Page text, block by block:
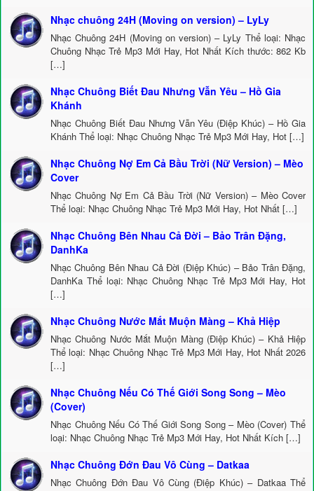
Nhạc chuông 24H (Moving on version) – LyLy
Nhạc Chuông 24H (Moving on version) – LyLy Thể loại: Nhạc
Chuông Nhạc Trẻ Mp3 Mới Hay, Hot Nhất Kích thước: 862 Kb
[…]
Nhạc Chuông Biết Đau Nhưng Vẫn Yêu – Hồ Gia
Khánh
Nhạc Chuông Biết Đau Nhưng Vẫn Yêu (Điệp Khúc) – Hồ Gia
Khánh Thể loại: Nhạc Chuông Nhạc Trẻ Mp3 Mới Hay, Hot […]
Nhạc Chuông Nợ Em Cả Bầu Trời (Nữ Version) – Mèo
Cover
Nhạc Chuông Nợ Em Cả Bầu Trời (Nữ Version) – Mèo Cover
Thể loại: Nhạc Chuông Nhạc Trẻ Mp3 Mới Hay, Hot Nhất […]
Nhạc Chuông Bên Nhau Cả Đời – Bảo Trân Đặng,
DanhKa
Nhạc Chuông Bên Nhau Cả Đời (Điệp Khúc) – Bảo Trân Đặng,
DanhKa Thể loại: Nhạc Chuông Nhạc Trẻ Mp3 Mới Hay, Hot
[…]
Nhạc Chuông Nước Mắt Muộn Màng – Khả Hiệp
Nhạc Chuông Nước Mắt Muộn Màng (Điệp Khúc) – Khả Hiệp
Thể loại: Nhạc Chuông Nhạc Trẻ Mp3 Mới Hay, Hot Nhất 2026
[…]
Nhạc Chuông Nếu Có Thế Giới Song Song – Mèo
(Cover)
Nhạc Chuông Nếu Có Thế Giới Song Song – Mèo (Cover) Thể
loại: Nhạc Chuông Nhạc Trẻ Mp3 Mới Hay, Hot Nhất Kích […]
Nhạc Chuông Đớn Đau Vô Cùng – Datkaa
Nhạc Chuông Đớn Đau Vô Cùng (Điệp Khúc) – Datkaa Thể